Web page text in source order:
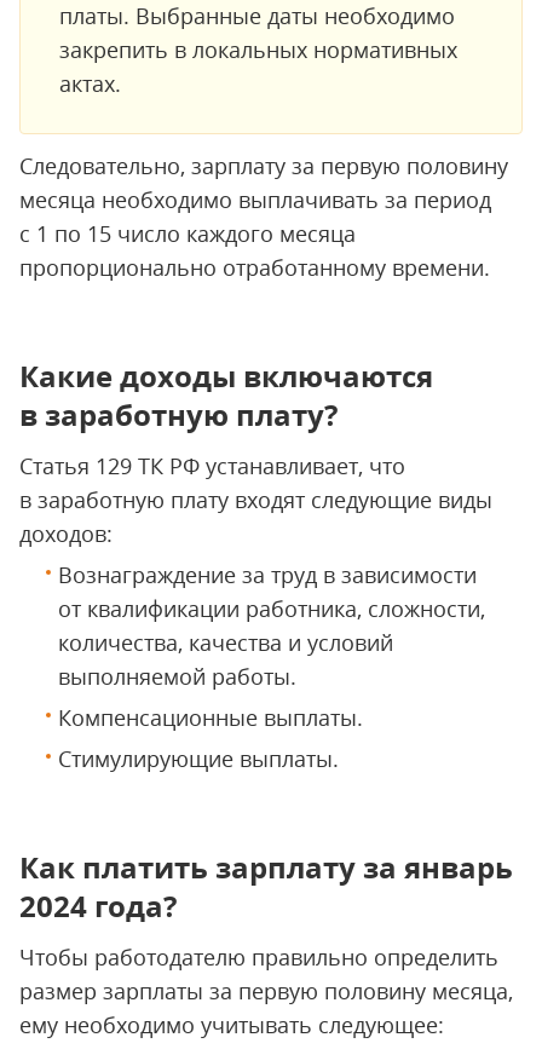
платы. Выбранные даты необходимо
закрепить в локальных нормативных
актах.
Следовательно, зарплату за первую половину
месяца необходимо выплачивать за период
с 1 по 15 число каждого месяца
пропорционально отработанному времени.
Какие доходы включаются
в заработную плату?
Статья 129 ТК РФ устанавливает, что
в заработную плату входят следующие виды
доходов:
Вознаграждение за труд в зависимости
от квалификации работника, сложности,
количества, качества и условий
выполняемой работы.
Компенсационные выплаты.
Стимулирующие выплаты.
Как платить зарплату за январь
2024 года?
Чтобы работодателю правильно определить
размер зарплаты за первую половину месяца,
ему необходимо учитывать следующее: